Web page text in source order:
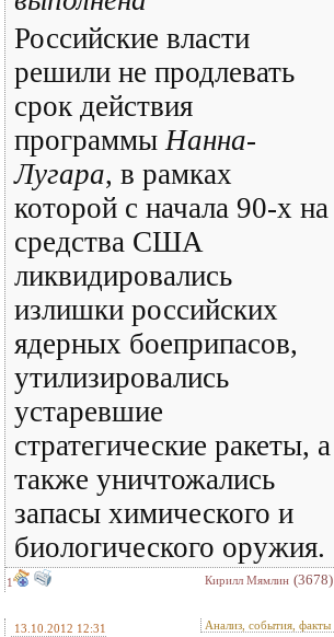
Российские власти
решили не продлевать
срок действия
программы Нанна-
Лугара, в рамках
которой с начала 90-х на
средства США
ликвидировались
излишки российских
ядерных боеприпасов,
утилизировались
устаревшие
стратегические ракеты, а
также уничтожались
запасы химического и
биологического оружия.
1 Кирилл Мямлин (3678)
13.10.2012 12:31 Анализ, события, факты